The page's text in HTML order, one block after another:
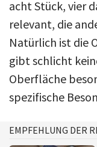
acht Stück, vier
relevant, die
Natürlich ist die
gibt schlicht
Oberfläche
spezifische
EMPFEHLUNG DER